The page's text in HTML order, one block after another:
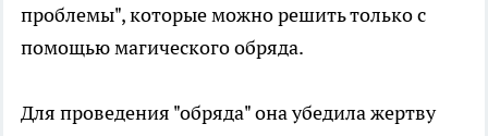
проблемы", которые можно решить только с
помощью магического обряда.
Для проведения "обряда" она убедила жертву